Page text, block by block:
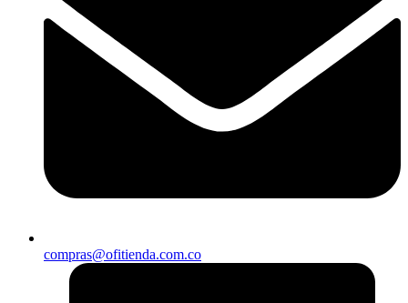
compras@ofitienda.com.co